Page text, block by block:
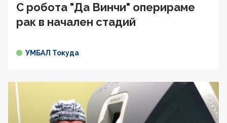
С робота "Да Винчи" оперираме
рак в начален стадий
УМБАЛ Токуда